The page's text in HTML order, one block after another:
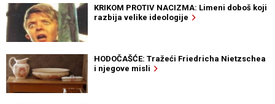
KRIKOM PROTIV NACIZMA: Limeni doboš koji
razbija velike ideologije
HODOČAŠĆE: Tražeći Friedricha Nietzschea
i njegove misli